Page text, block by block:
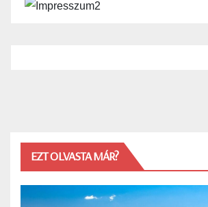
EZT OLVASTA MÁR?